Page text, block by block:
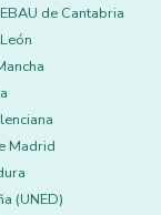
de Cantabria
Madrid
(UNED)